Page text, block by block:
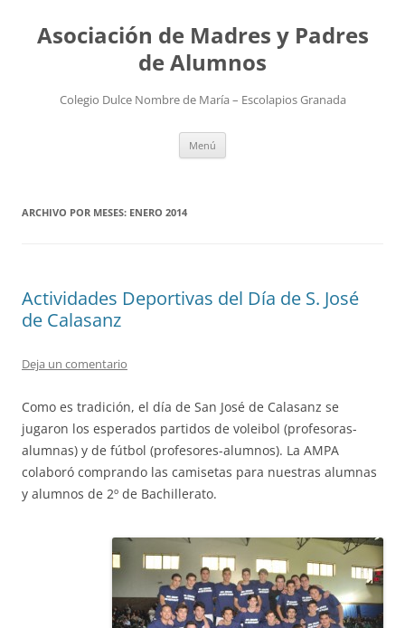
contenido
Asociación de Madres y Padres
de Alumnos
Colegio Dulce Nombre de María – Escolapios Granada
Menú
ARCHIVO POR MESES: ENERO 2014
Actividades Deportivas del Día de S. José
de Calasanz
Deja un comentario
Como es tradición, el día de San José de Calasanz se
jugaron los esperados partidos de voleibol (profesoras-
alumnas) y de fútbol (profesores-alumnos). La AMPA
colaboró comprando las camisetas para nuestras alumnas
y alumnos de 2º de Bachillerato.